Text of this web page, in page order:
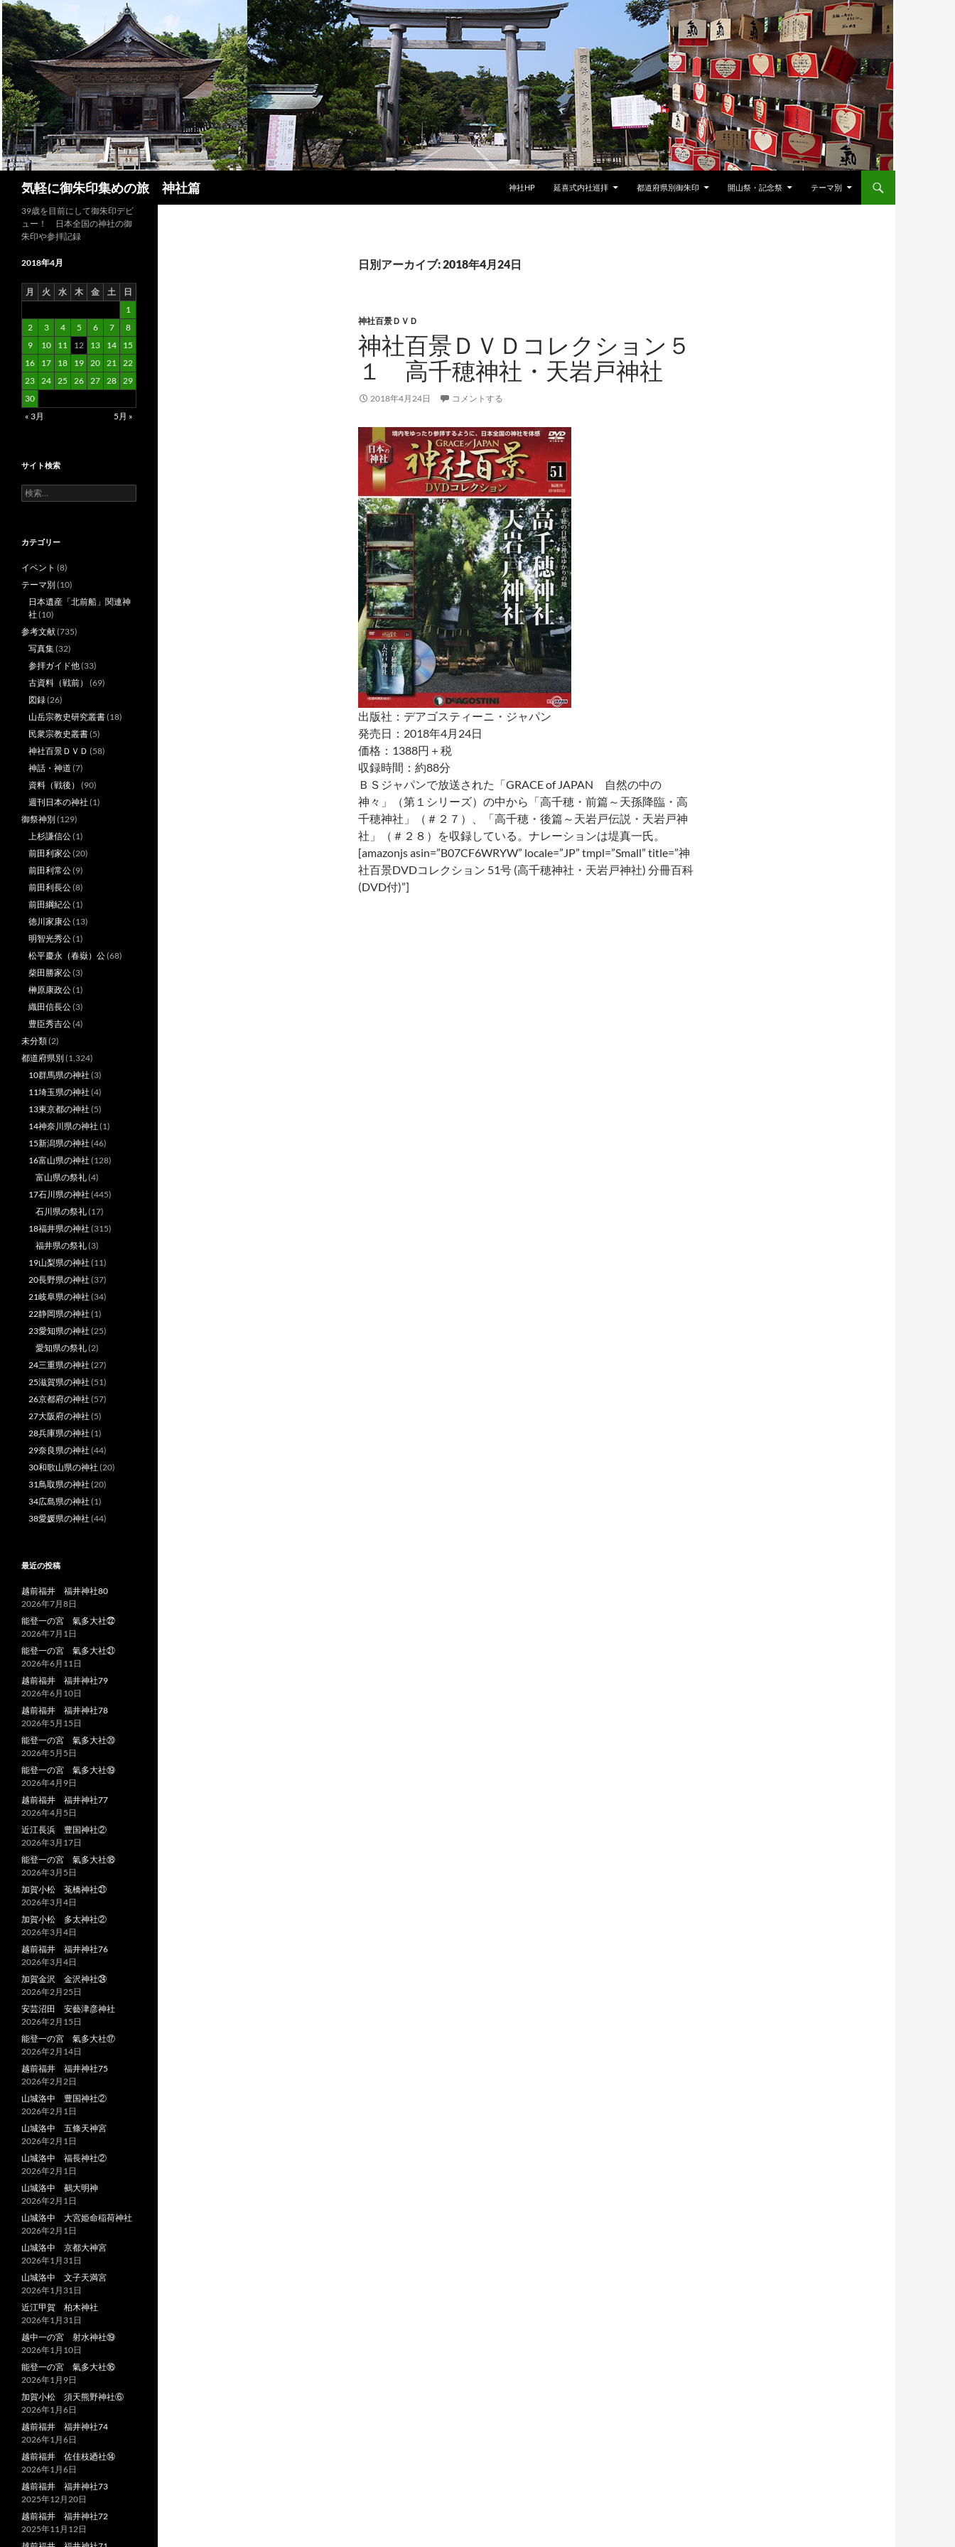
コ
ン
テ
ン
ツ
へ
ス
キ
ッ
プ
気軽に御朱印集めの旅 神社篇 神社HP 延喜式内社巡拝 都道府県別御朱印 開山祭・記念祭 テーマ別
日別アーカイブ: 2018年4月24日
神社百景ＤＶＤ
神社百景ＤＶＤコレクション５
１ 高千穂神社・天岩戸神社
2018年4月24日 コメントする
出版社：デアゴスティーニ・ジャパン
発売日：2018年4月24日
価格：1388円＋税
収録時間：約88分
ＢＳジャパンで放送された「GRACE of JAPAN 自然の中の
神々」（第１シリーズ）の中から「高千穂・前篇～天孫降臨・高
千穂神社」（＃２７）、「高千穂・後篇～天岩戸伝説・天岩戸神
社」（＃２８）を収録している。ナレーションは堤真一氏。
[amazonjs asin=”B07CF6WRYW” locale=”JP” tmpl=”Small” title=”神
社百景DVDコレクション 51号 (高千穂神社・天岩戸神社) 分冊百科
(DVD付)”]
39歳を目前にして御朱印デビ
ュー！ 日本全国の神社の御
朱印や参拝記録
2018年4月
月 火 水 木 金 土
日
1
2
3 4 5 6 7
8
9
10 11 12 13 14
15
16
17 18 19 20 21 22
23 24 25 26 27 28 29
30
« 3月
5月 »
サイト検索
検
索:
カテゴリー
イベント (8)
テーマ別 (10)
日本遺産「北前船」関連神
社 (10)
参考文献(735)
写真集(32)
参拝ガイド他(33)
古資料（戦前） (69)
図録(26)
山岳宗教史研究叢書(18)
民衆宗教史叢書(5)
神社百景ＤＶＤ (58)
神話・神道 (7)
資料（戦後） (90)
週刊日本の神社 (1)
御祭神別 (129)
上杉謙信公(1)
前田利家公(20)
前田利常公(9)
前田利長公(8)
前田綱紀公(1)
徳川家康公(13)
明智光秀公(1)
松平慶永（春嶽）公(68)
柴田勝家公(3)
榊原康政公(1)
織田信長公(3)
豊臣秀吉公(4)
未分類(2)
都道府県別 (1,324)
10群馬県の神社 (3)
11埼玉県の神社 (4)
13東京都の神社 (5)
14神奈川県の神社 (1)
15新潟県の神社 (46)
16富山県の神社 (128)
富山県の祭礼(4)
17石川県の神社 (445)
石川県の祭礼(17)
18福井県の神社 (315)
福井県の祭礼(3)
19山梨県の神社 (11)
20長野県の神社 (37)
21岐阜県の神社 (34)
22静岡県の神社 (1)
23愛知県の神社 (25)
愛知県の祭礼(2)
24三重県の神社 (27)
25滋賀県の神社 (51)
26京都府の神社 (57)
27大阪府の神社 (5)
28兵庫県の神社 (1)
29奈良県の神社 (44)
30和歌山県の神社 (20)
31鳥取県の神社 (20)
34広島県の神社 (1)
38愛媛県の神社 (44)
最近の投稿
越前福井 福井神社80
2026年7月8日
能登一の宮 氣多大社㉒
2026年7月1日
能登一の宮 氣多大社㉑
2026年6月11日
越前福井 福井神社79
2026年6月10日
越前福井 福井神社78
2026年5月15日
能登一の宮 氣多大社⑳
2026年5月5日
能登一の宮 氣多大社⑲
2026年4月9日
越前福井 福井神社77
2026年4月5日
近江長浜 豊国神社②
2026年3月17日
能登一の宮 氣多大社⑱
2026年3月5日
加賀小松 菟橋神社㉑
2026年3月4日
加賀小松 多太神社②
2026年3月4日
越前福井 福井神社76
2026年3月4日
加賀金沢 金沢神社㉔
2026年2月25日
安芸沼田 安藝津彦神社
2026年2月15日
能登一の宮 氣多大社⑰
2026年2月14日
越前福井 福井神社75
2026年2月2日
山城洛中 豊国神社②
2026年2月1日
山城洛中 五條天神宮
2026年2月1日
山城洛中 福長神社②
2026年2月1日
山城洛中 鵺大明神
2026年2月1日
山城洛中 大宮姫命稲荷神社
2026年2月1日
山城洛中 京都大神宮
2026年1月31日
山城洛中 文子天満宮
2026年1月31日
近江甲賀 柏木神社
2026年1月31日
越中一の宮 射水神社⑲
2026年1月10日
能登一の宮 氣多大社⑯
2026年1月9日
加賀小松 須天熊野神社⑥
2026年1月6日
越前福井 福井神社74
2026年1月6日
越前福井 佐佳枝廼社⑭
2026年1月6日
越前福井 福井神社73
2025年12月20日
越前福井 福井神社72
2025年11月12日